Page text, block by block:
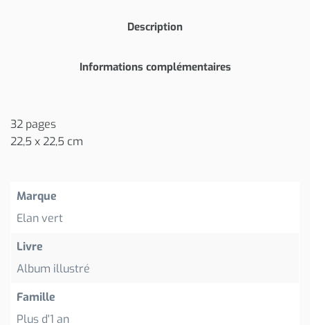
Description
Informations complémentaires
32 pages
22,5 x 22,5 cm
Marque
Elan vert
Livre
Album illustré
Famille
Plus d'1 an